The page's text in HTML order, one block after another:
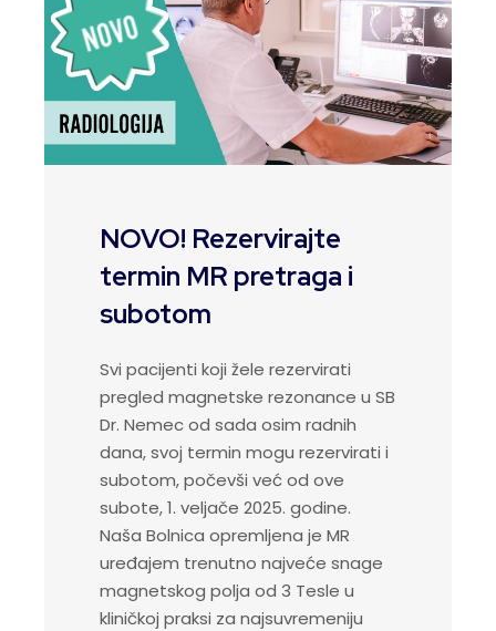
NOVO! Rezervirajte
termin MR pretraga i
subotom
Svi pacijenti koji žele rezervirati
pregled magnetske rezonance u SB
Dr. Nemec od sada osim radnih
dana, svoj termin mogu rezervirati i
subotom, počevši već od ove
subote, 1. veljače 2025. godine.
Naša Bolnica opremljena je MR
uređajem trenutno najveće snage
magnetskog polja od 3 Tesle u
kliničkoj praksi za najsuvremeniju